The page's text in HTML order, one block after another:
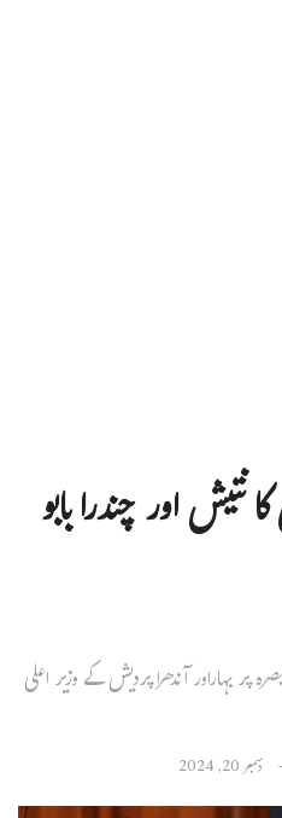
نتیش اور چندرا بابو
بہاراور آندھرا پردیش کے وزیر اعلی
دسمبر 20, 2024